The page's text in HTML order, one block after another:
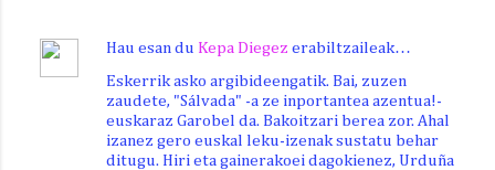
Hau esan du Kepa Diegez erabiltzaileak…
Eskerrik asko argibideengatik. Bai, zuzen
zaudete, "Sálvada" -a ze inportantea azentua!-
euskaraz Garobel da. Bakoitzari berea zor. Ahal
izanez gero euskal leku-izenak sustatu behar
ditugu. Hiri eta gainerakoei dagokienez, Urduña